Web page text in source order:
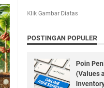
Klik Gambar Diatas
POSTINGAN POPULER
Poin
(Values